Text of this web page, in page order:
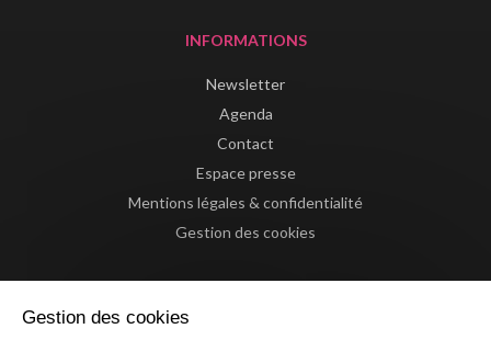
INFORMATIONS
Newsletter
Agenda
Contact
Espace presse
Mentions légales & confidentialité
Gestion des cookies
Gestion des cookies